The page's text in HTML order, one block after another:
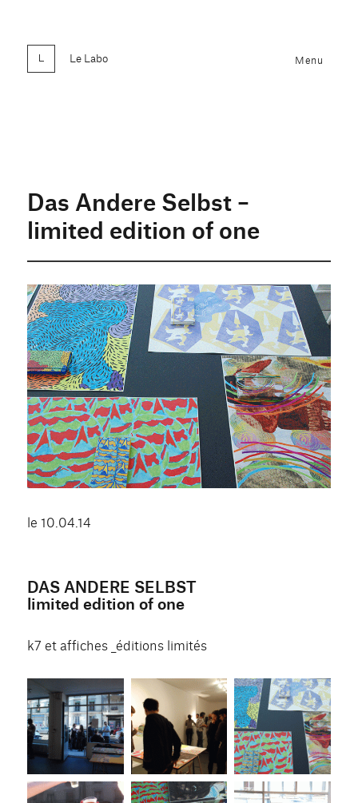
Le Labo Menu
Das Andere Selbst –
limited edition of one
le 10.04.14
DAS ANDERE SELBST
limited edition of one
k7 et affiches _éditions limités